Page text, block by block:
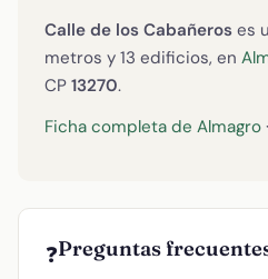
Calle de los Cabañeros es
metros y 13 edificios, en
CP 13270.
Ficha completa de Almagro ·
❓Preguntas